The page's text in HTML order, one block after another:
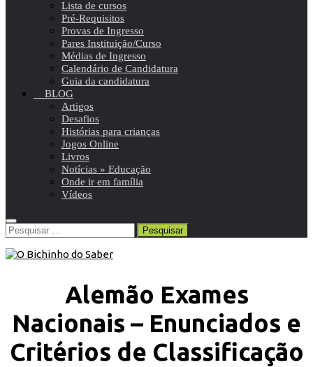
Lista de cursos
Pré-Requisitos
Provas de Ingresso
Pares Instituição/Curso
Médias de Ingresso
Calendário de Candidatura
Guia da candidatura
BLOG
Artigos
Desafios
Histórias para crianças
Jogos Online
Livros
Notícias » Educação
Onde ir em família
Vídeos
Pesquisar
por:
Alemão Exames
Nacionais – Enunciados e
Critérios de Classificação